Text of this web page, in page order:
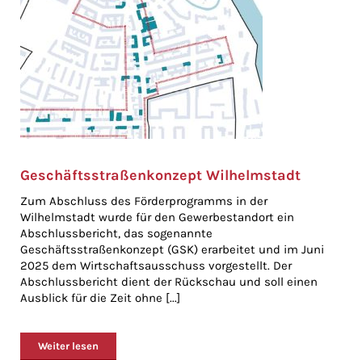
Geschäftsstraßenkonzept Wilhelmstadt
Zum Abschluss des Förderprogramms in der
Wilhelmstadt wurde für den Gewerbestandort ein
Abschlussbericht, das sogenannte
Geschäftsstraßenkonzept (GSK) erarbeitet und im Juni
2025 dem Wirtschaftsausschuss vorgestellt. Der
Abschlussbericht dient der Rückschau und soll einen
Ausblick für die Zeit ohne [...]
Weiter lesen